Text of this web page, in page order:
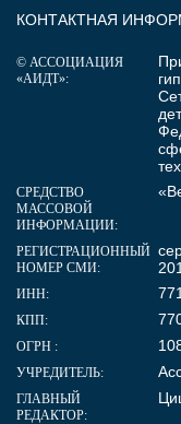
КОНТАКТНАЯ
© АССОЦИАЦИЯ
«АИДТ»:
СРЕДСТВО
МАССОВОЙ
ИНФОРМАЦИИ:
РЕГИСТРАЦИОННЫЙ
НОМЕР СМИ:
ИНН:
КПП:
ОГРН :
УЧРЕДИТЕЛЬ:
ГЛАВНЫЙ
РЕДАКТОР: